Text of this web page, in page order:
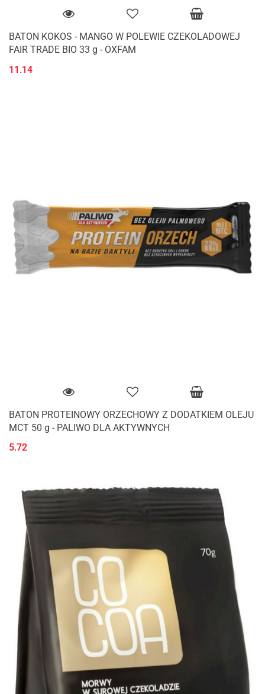
BATON KOKOS - MANGO W POLEWIE CZEKOLADOWEJ
FAIR TRADE BIO 33 g - OXFAM
11.14
BATON PROTEINOWY ORZECHOWY Z DODATKIEM OLEJU
MCT 50 g - PALIWO DLA AKTYWNYCH
5.72